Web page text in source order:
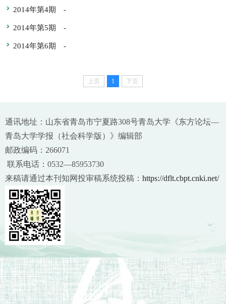
2014年第4期-
2014年第5期-
2014年第6期-
上页 1 下页
通讯地址：山东省青岛市宁夏路308号青岛大学《东方论坛—
青岛大学学报（社会科学版）》编辑部
邮政编码：266071
联系电话：0532—85953730
来稿请通过本刊知网投审稿系统投稿： https://dflt.cbpt.cnki.net/